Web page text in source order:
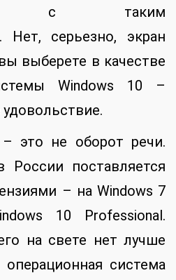
с таким
Нет, серьезно, экран
выберете в качестве
Windows 10 –
это не оборот речи.
России поставляется
– на Windows 7
10 Professional.
на свете нет лучше
система